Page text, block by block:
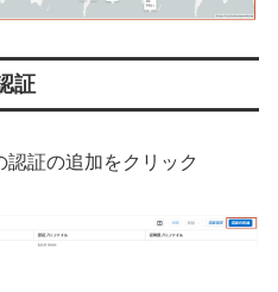
証
証の追加をクリック